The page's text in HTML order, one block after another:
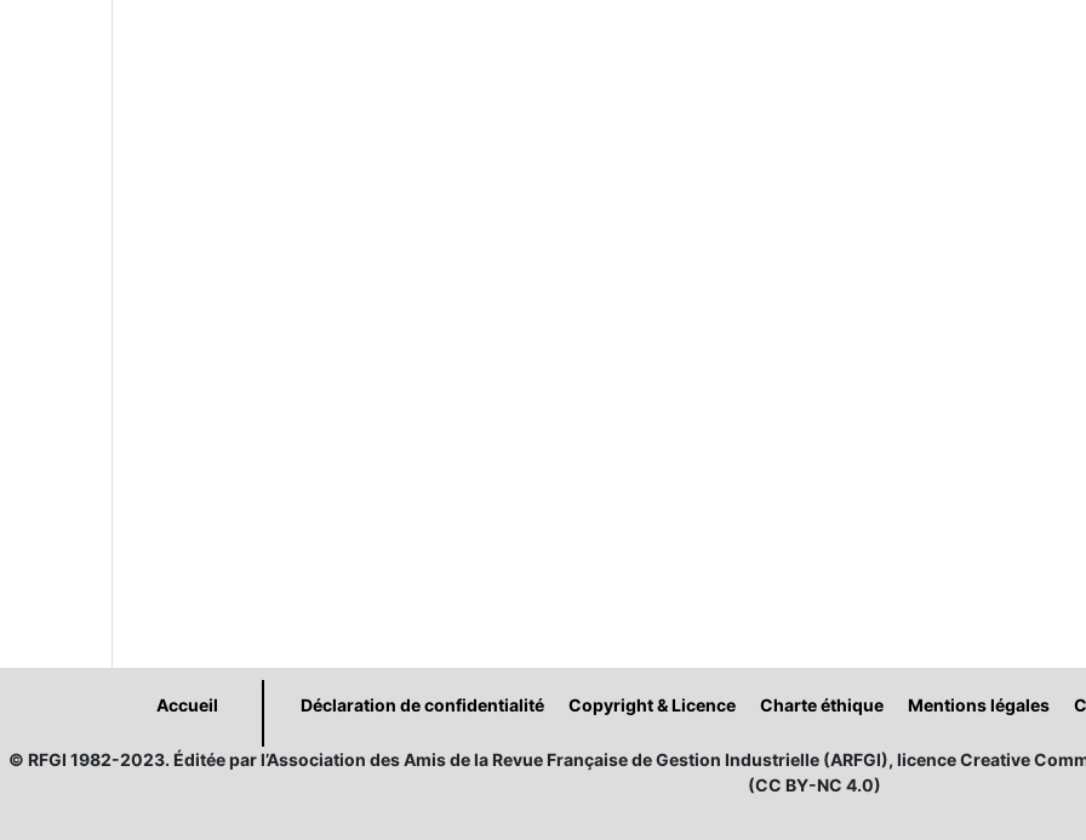
Accueil Déclaration de confidentialité Copyright & Licence Charte éthique Mentions légales
© RFGI 1982-2023. Éditée par l’Association des Amis de la Revue Française de Gestion Industrielle (ARFGI), licence Creative
(CC BY-NC 4.0)